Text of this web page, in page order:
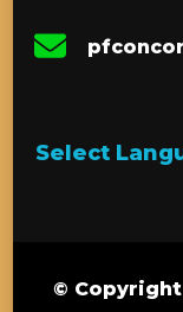
Select
©